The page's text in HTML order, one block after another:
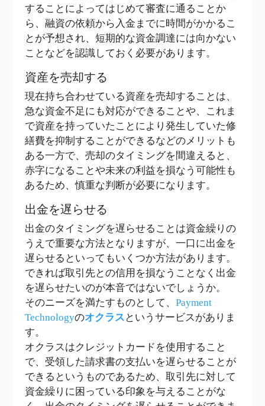
することによってはじめて審査に通ることか
ら、融資の依頼から入金までに時間がかかるこ
とが予想され、短期的な資金調達には向かない
ことなどを認識しておく必要があります。
資産を売却する
現在持ち合わせている資産を売却することは、
急な資金不足にも対応ができることや、これま
で資産を持っていたことにより発生していた修
繕費を抑制することができるなどのメリットも
ある一方で、売却のタイミングを間違えると、
赤字になることや未来の利益を損なう可能性も
あるため、慎重な判断が必要になります。
出金を遅らせる
出金のタイミングを遅らせることは資金繰りの
うえで重要な方法となりますが、一口に出金を
遅らせるといってもいくつか方法があります。
できれば取引先との信用を損なうことなく出金
を遅らせたいのが本音ではないでしょうか。
そのニーズを満たすものとして、 Payment
Technologyのオクラス というサービスがありま
す。
オクラスはクレジットカードを使用すること
で、受領した請求書の支払いを遅らせることが
できるというものであるため、取引先に対して
資金繰りに困っている印象を与えることがな